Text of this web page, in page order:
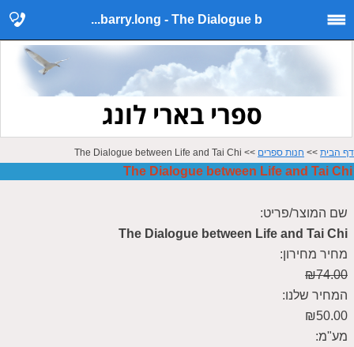
barry.long - The Dialogue b...
ספרי בארי לונג
דף הבית >> חנות ספרים >> The Dialogue between Life and Tai Chi
The Dialogue between Life and Tai Chi
שם המוצר/פריט:
The Dialogue between Life and Tai Chi
מחיר מחירון:
₪74.00
המחיר שלנו:
₪50.00
מע"מ: